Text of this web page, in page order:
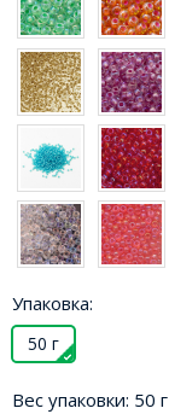
Упаковка:
50 г
Вес упаковки: 50 г